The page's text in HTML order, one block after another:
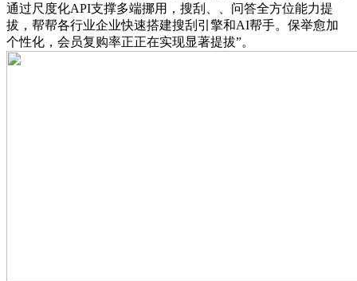
通过尺度化API支撑多端挪用，搜刮、、问答全方位能力提
拔，帮帮各行业企业快速搭建搜刮引擎和AI帮手。保举愈加
个性化，会员复购率正正在实现显著提拔”。